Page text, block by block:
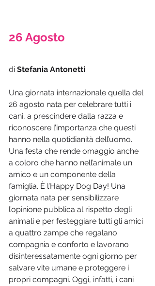
26 Agosto
di Stefania Antonetti
Una giornata internazionale quella del
26 agosto nata per celebrare tutti i
cani, a prescindere dalla razza e
riconoscere l’importanza che questi
hanno nella quotidianità dell’uomo.
Una festa che rende omaggio anche
a coloro che hanno nell’animale un
amico e un componente della
famiglia. È l’Happy Dog Day! Una
giornata nata per sensibilizzare
l’opinione pubblica al rispetto degli
animali e per festeggiare tutti gli amici
a quattro zampe che regalano
compagnia e conforto e lavorano
disinteressatamente ogni giorno per
salvare vite umane e proteggere i
propri compagni. Oggi, infatti, i cani